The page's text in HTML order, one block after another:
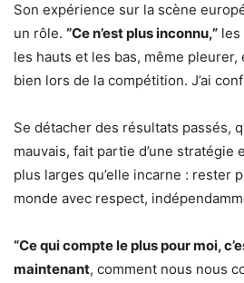
Son expérience sur la scène
un rôle. “Ce n’est plus inconnu,” les
les hauts et les bas, même
bien lors de la compétition. J’ai
Se détacher des résultats passés,
mauvais, fait partie d’une stratégie
plus larges qu’elle incarne : rester
monde avec respect,
“Ce qui compte le plus pour moi,
maintenant, comment nous nous